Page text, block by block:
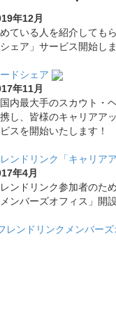
年12月
ている人を紹介しても
シェア」サービス開始し
ドシェア
年11月
国内最大手のスカウト・
し、皆様のキャリアア
スを開始いたします！
ンドリンク「キャリア
年4月
ンドリンク参加者のた
ンバーズオフィス」開
レンドリンクメンバーズ